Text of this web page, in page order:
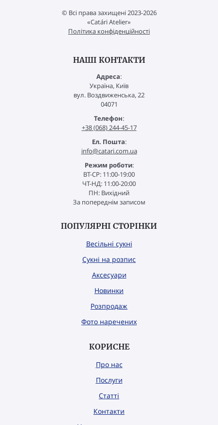
© Всі права захищені 2023-2026
«Catári Atelier»
Політика конфіденційності
НАШІ КОНТАКТИ
Адреса:
Україна, Київ
вул. Воздвиженська, 22
04071
Телефон:
+38 (068) 244-45-17
Ел. Пошта:
info@catari.com.ua
Режим роботи:
ВТ-СР: 11:00-19:00
ЧТ-НД: 11:00-20:00
ПН: Вихідний
За попереднім записом
ПОПУЛЯРНІ СТОРІНКИ
Весільні сукні
Сукні на розпис
Аксесуари
Новинки
Розпродаж
Фото наречених
КОРИСНЕ
Про нас
Послуги
Статті
Контакти